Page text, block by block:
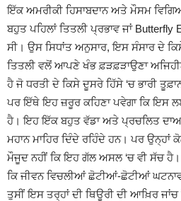
ਇੱਕ ਅਮਰੀਕੀ ਹਿਸਾਬਦਾਨ ਅਤੇ ਮੌਸਮ
ਬਹੁਤ ਪਹਿਲਾਂ ਤਿਤਲੀ ਪ੍ਰਭਾਵ ਜਾਂ Butterfly
ਸੀ। ਉਸ ਸਿਧਾਂਤ ਅਨੁਸਾਰ, ਇਸ ਸੰਸਾਰ ਦੇ
ਤਿਤਲੀ ਵਲੋਂ ਆਪਣੇ ਖੰਭ ਫ਼ੜਫ਼ੜਾਉਣਾ
ਹੈ ਜੋ ਧਰਤੀ ਦੇ ਕਿਸੇ ਦੂਸਰੇ ਹਿੱਸੇ ‘ਚ ਭਾਰੀ
ਪਰ ਇੱਥੇ ਇਹ ਜ਼ਰੂਰ ਕਹਿਣਾ ਪਵੇਗਾ ਕਿ ਇਸ ਲਈ
ਹੈ। ਇਹ ਇੱਕ ਬਹੁਤ ਵੱਡਾ ਅਤੇ ਪ੍ਰਚਲਿਤ
ਮਹਾਨ ਮਾਹਿਰ ਦਿੰਦੇ ਰਹਿੰਦੇ ਹਨ। ਪਰ
ਮੌਜੂਦ ਨਹੀਂ ਕਿ ਇਹ ਗੱਲ ਅਸਲ ‘ਚ ਵੀ ਸੱਚ
ਕਿ ਜੀਵਨ ਵਿਚਲੀਆਂ ਛੋਟੀਆਂ-ਛੋਟੀਆਂ
ਤੁਸੀਂ ਇਸ ਤਰ੍ਹਾਂ ਦੀ ਥਿਊਰੀ ਦੀ ਆਖ਼ਿਰ